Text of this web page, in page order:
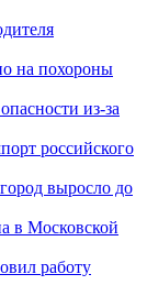
на похороны
из-за
российского
выросло до
в Московской
работу